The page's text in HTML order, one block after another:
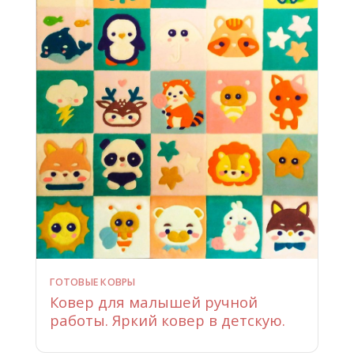
ГОТОВЫЕ КОВРЫ
Ковер для малышей ручной
работы. Яркий ковер в детскую.